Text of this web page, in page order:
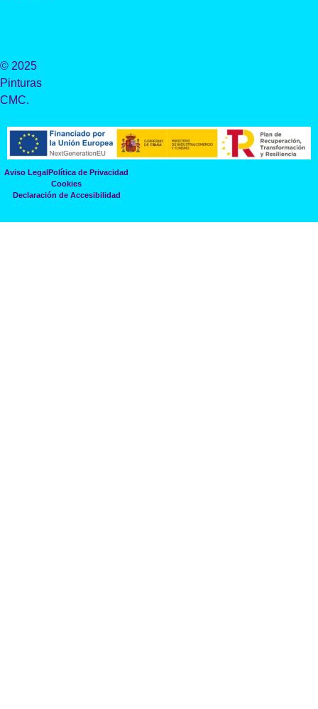
© 2025
Pinturas
CMC.
Aviso LegalPolítica de Privacidad
Cookies
Declaración de Accesibilidad